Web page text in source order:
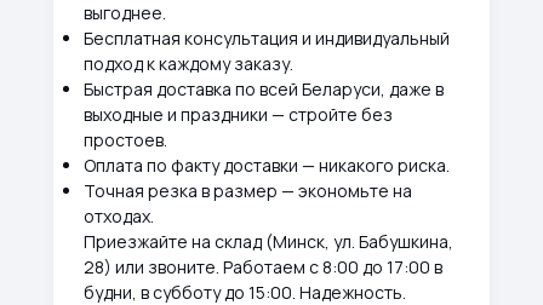
выгоднее.
Бесплатная консультация и индивидуальный
подход к каждому заказу.
Быстрая доставка по всей Беларуси, даже в
выходные и праздники — стройте без
простоев.
Оплата по факту доставки — никакого риска.
Точная резка в размер — экономьте на
отходах.
Приезжайте на склад (Минск, ул. Бабушкина,
28) или звоните. Работаем с 8:00 до 17:00 в
будни, в субботу до 15:00. Надежность.